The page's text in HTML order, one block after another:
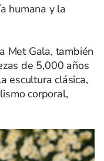
humana y la
Met Gala, también
de 5,000 años
escultura clásica,
corporal,